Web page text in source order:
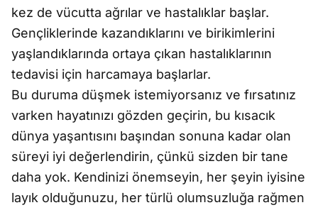
kez de vücutta ağrılar ve hastalıklar başlar.
Gençliklerinde kazandıklarını ve birikimlerini
yaşlandıklarında ortaya çıkan hastalıklarının
tedavisi için harcamaya başlarlar.
Bu duruma düşmek istemiyorsanız ve fırsatınız
varken hayatınızı gözden geçirin, bu kısacık
dünya yaşantısını başından sonuna kadar olan
süreyi iyi değerlendirin, çünkü sizden bir tane
daha yok. Kendinizi önemseyin, her şeyin iyisine
layık olduğunuzu, her türlü olumsuzluğa rağmen